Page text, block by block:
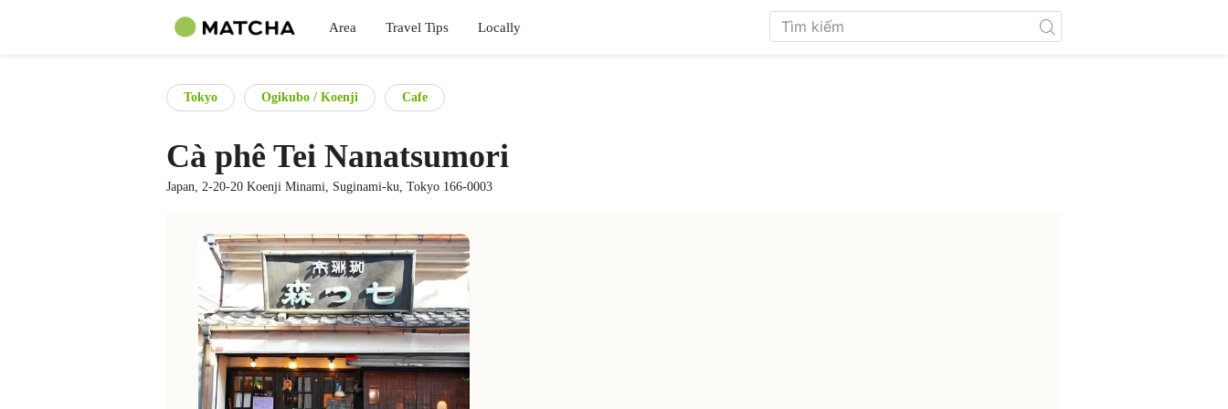
Area Travel Tips Locally
Tokyo Ogikubo / Koenji Cafe
Cà phê Tei Nanatsumori
Japan, 2-20-20 Koenji Minami, Suginami-ku, Tokyo 166-0003